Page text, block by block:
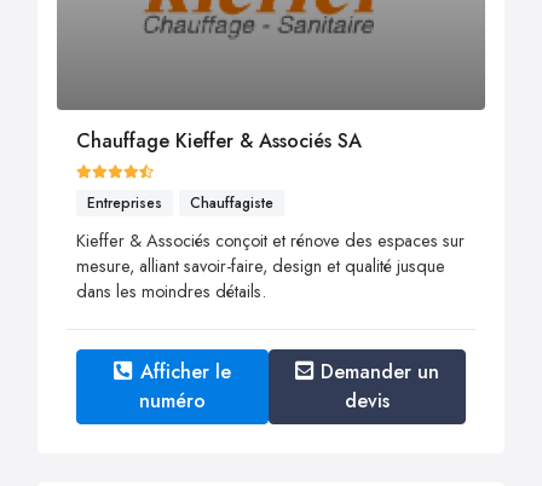
Chauffage Kieffer & Associés SA
Entreprises Chauffagiste
Kieffer & Associés conçoit et rénove des espaces sur
mesure, alliant savoir-faire, design et qualité jusque
dans les moindres détails.
Afficher le
numéro
Demander un
devis